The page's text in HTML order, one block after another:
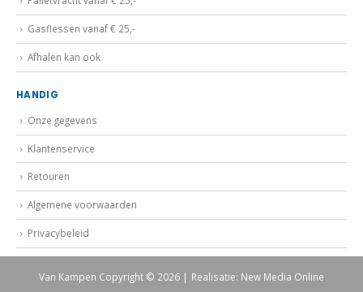
Gasflessen vanaf € 25,-
Afhalen kan ook
HANDIG
Onze gegevens
Klantenservice
Retouren
Algemene voorwaarden
Privacybeleid
Van Kampen Copyright © 2026 | Realisatie: New Media Online